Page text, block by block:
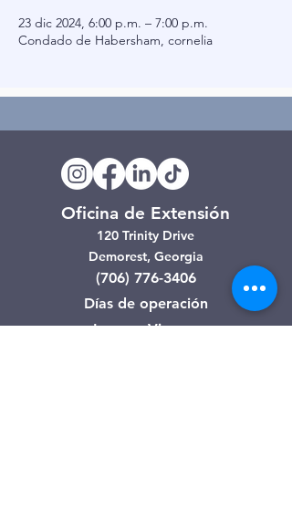
23 dic 2024, 6:00 p.m. – 7:00 p.m.
Condado de Habersham, cornelia
Oficina de Extensión
120 Trinity Drive
Demorest, Georgia
(706) 776-3406
Días de operación
Lunes – Viernes